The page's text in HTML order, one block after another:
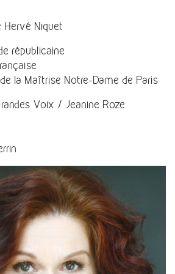
Niquet
républicaine
la Maîtrise Notre-Dame de Paris
Voix / Jeanine Roze